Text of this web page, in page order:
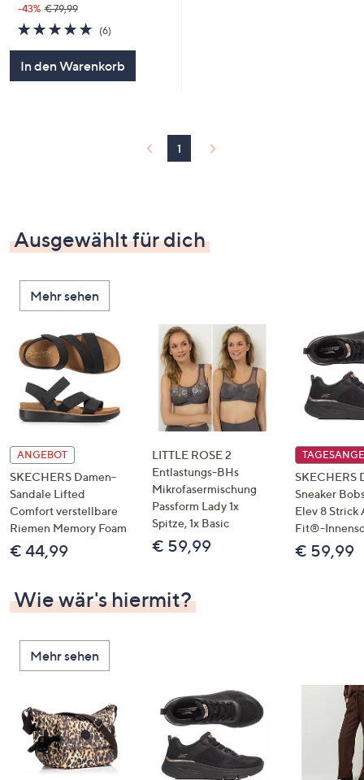
-43% € 79,99
4.7
von
(6)
In den Warenkorb
1
Ausgewählt für dich
Mehr sehen
ANGEBOT
SKECHERS Damen-
Sandale Lifted
Comfort verstellbare
Riemen Memory Foam
€ 44,99
LITTLE ROSE 2
Entlastungs-BHs
Mikrofasermischung
Passform Lady 1x
Spitze, 1x Basic
€ 59,99
SKECHERS
Sneaker
Elev 8 Strick
Fit®-
€ 59,99
Wie wär's hiermit?
Mehr sehen